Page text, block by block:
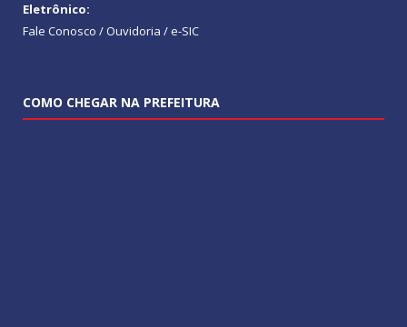
Eletrônico:
Fale Conosco / Ouvidoria / e-SIC
COMO CHEGAR NA PREFEITURA